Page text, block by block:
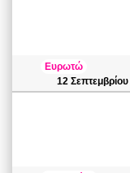
Ευρωτώ
12 Σεπτεμβρίου